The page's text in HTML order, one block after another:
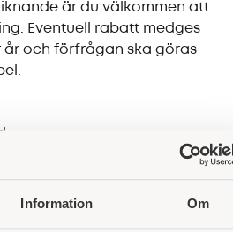
Information Om
är du välkommen att
Eventuell rabatt medges
år och förfrågan ska göras